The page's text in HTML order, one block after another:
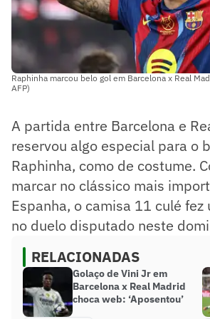
Raphinha marcou belo gol em Barcelona x Real
AFP)
A partida entre Barcelona e
reservou algo especial para o
Raphinha, como de costume.
marcar no clássico mais
Espanha, o camisa 11 culé
no duelo disputado neste
RELACIONADAS
Golaço de Vini Jr em
Barcelona x Real Madrid
choca web: ‘Aposentou’